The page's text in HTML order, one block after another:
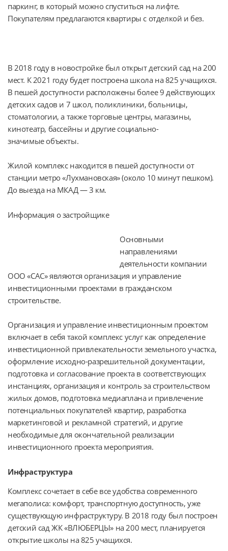
паркинг, в который можно спуститься на лифте.
Покупателям предлагаются квартиры с отделкой и без.
В 2018 году в новостройке был открыт детский сад на 200
мест. К 2021 году будет построена школа на 825 учащихся.
В пешей доступности расположены более 9 действующих
детских садов и 7 школ, поликлиники, больницы,
стоматологии, а также торговые центры, магазины,
кинотеатр, бассейны и другие социально-
значимые объекты.
Жилой комплекс находится в пешей доступности от
станции метро «Лухмановская» (около 10 минут пешком).
До выезда на МКАД — 3 км.
Информация о застройщике
Основными
направлениями
деятельности компании
ООО «САС» являются организация и управление
инвестиционными проектами в гражданском
строительстве.
Организация и управление инвестиционным проектом
включает в себя такой комплекс услуг как определение
инвестиционной привлекательности земельного участка,
оформление исходно-разрешительной документации,
подготовка и согласование проекта в соответствующих
инстанциях, организация и контроль за строительством
жилых домов, подготовка медиаплана и привлечение
потенциальных покупателей квартир, разработка
маркетинговой и рекламной стратегий, и другие
необходимые для окончательной реализации
инвестиционного проекта мероприятия.
Инфраструктура
Комплекс сочетает в себе все удобства современного
мегаполиса: комфорт, транспортную доступность, уже
существующую инфраструктуру. В 2018 году был построен
детский сад ЖК «ВЛЮБЕРЦЫ» на 200 мест, планируется
открытие школы на 825 учащихся.